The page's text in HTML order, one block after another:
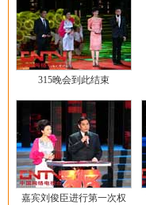
315晚会到此结束
嘉宾刘俊臣进行第一次权